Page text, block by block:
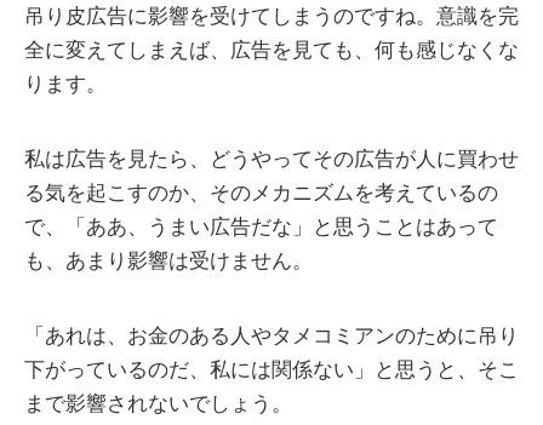
吊り皮広告に影響を受けてしまうのですね。意識を完
全に変えてしまえば、広告を見ても、何も感じなくな
ります。
私は広告を見たら、どうやってその広告が人に買わせ
る気を起こすのか、そのメカニズムを考えているの
で、「ああ、うまい広告だな」と思うことはあって
も、あまり影響は受けません。
「あれは、お金のある人やタメコミアンのために吊り
下がっているのだ、私には関係ない」と思うと、そこ
まで影響されないでしょう。